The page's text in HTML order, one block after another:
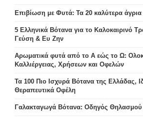
Επιβίωση με Φυτά: Τα 20 καλύτερα άγρια
5 Ελληνικά Βότανα για το Καλοκαιρινό
Γεύση & Ευ Ζην
Αρωματικά φυτά από το Α εώς το Ω:
Καλλιέργειας, Χρήσεων και Οφελών
Τα 100 Πιο Ισχυρά Βότανα της Ελλάδας,
Θεραπευτικά Οφέλη
Γαλακταγωγά Βότανα: Οδηγός Θηλασμού